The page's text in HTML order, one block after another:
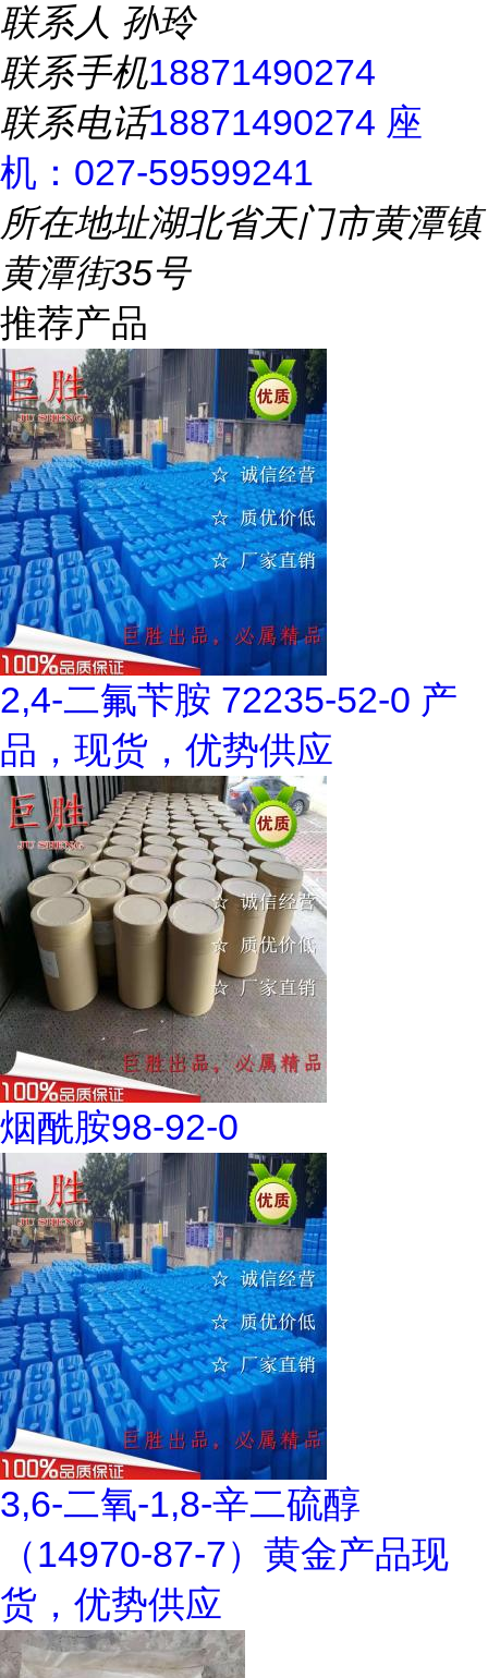
联系人 孙玲
联系手机18871490274
联系电话18871490274 座
机：027-59599241
所在地址湖北省天门市黄潭镇
黄潭街35号
推荐产品
2,4-二氟苄胺 72235-52-0 产
品，现货，优势供应
烟酰胺98-92-0
3,6-二氧-1,8-辛二硫醇
（14970-87-7）黄金产品现
货，优势供应